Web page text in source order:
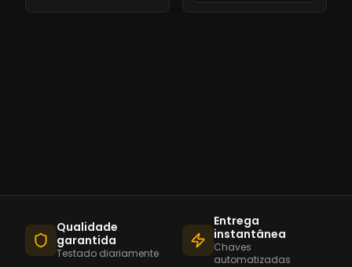
Qualidade
garantida
Testado diariamente
Entrega
instantânea
Chaves
automatizadas